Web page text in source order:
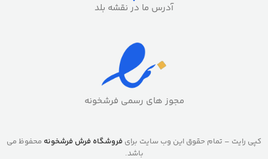
آدرس ما در نقشه بلد
مجوز های رسمی فرشخونه
کپی رایت – تمام حقوق این وب سایت برای فروشگاه فرش فرشخونه محفوظ می
باشد.